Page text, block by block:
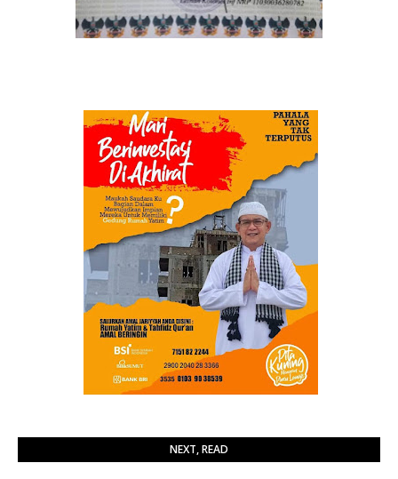
NEXT, READ